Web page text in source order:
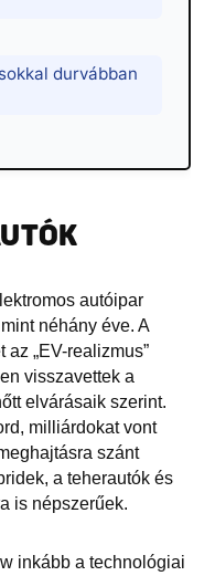
durvábban
autóipar
néhány éve. A
„EV-realizmus”
visszavettek a
elvárásaik szerint.
milliárdokat vont
szánt
a teherautók és
is népszerűek.
inkább a technológiai